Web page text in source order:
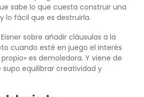
sabe lo que cuesta construir una
lo fácil que es destruirla.
sobre añadir cláusulas a la
cuando esté en juego el interés
es demoledora. Y viene de
equilibrar creatividad y